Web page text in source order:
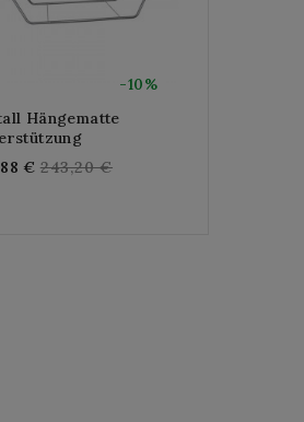
-10%
Hängematte
€ Regular
243,20 €